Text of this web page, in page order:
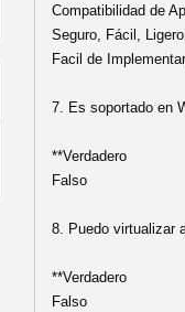
Compatibilidad de
Seguro, Fácil,
Facil de
7. Es soportado en
**Verdadero
Falso
8. Puedo virtualizar
**Verdadero
Falso